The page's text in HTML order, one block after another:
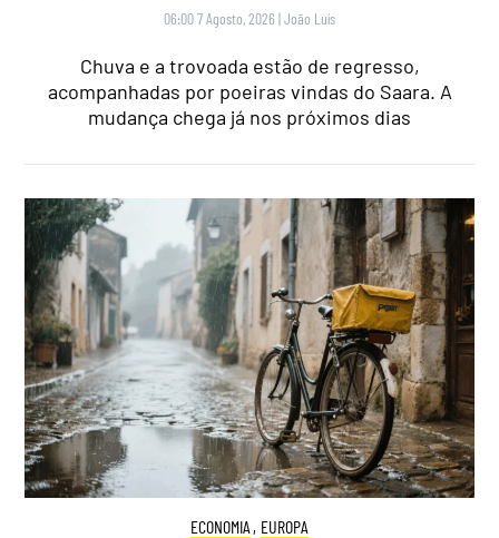
06:00 7 Agosto, 2026 |João Luís
Chuva e a trovoada estão de regresso,
acompanhadas por poeiras vindas do Saara. A
mudança chega já nos próximos dias
ECONOMIA , EUROPA